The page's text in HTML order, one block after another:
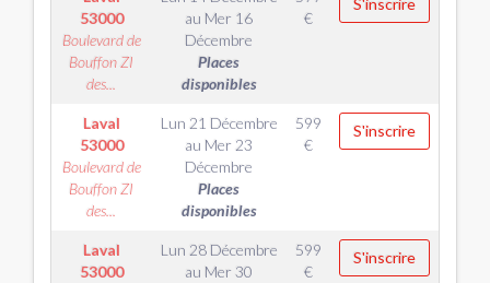
53000
Boulevard de
Bouffon ZI
des...
au Mer 16
Décembre
Places
disponibles
€
S'inscrire
Laval
53000
Boulevard de
Bouffon ZI
des...
Lun 21 Décembre
au Mer 23
Décembre
Places
disponibles
599
€
S'inscrire
Laval
53000
Lun 28 Décembre
au Mer 30
599
€
S'inscrire